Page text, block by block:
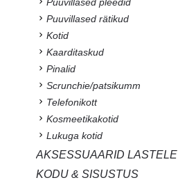
Puuvillased rätikud
Kotid
Kaarditaskud
Pinalid
Scrunchie/patsikumm
Telefonikott
Kosmeetikakotid
Lukuga kotid
AKSESSUAARID LASTELE
KODU & SISUSTUS